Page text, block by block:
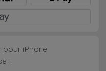
pour iPhone
!